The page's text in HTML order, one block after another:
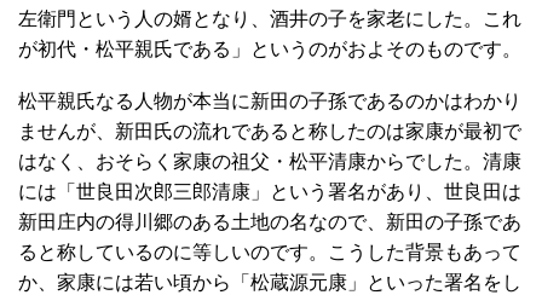
左衛門という人の婿となり、酒井の子を家老にした。これ
が初代・松平親氏である」というのがおよそのものです。
松平親氏なる人物が本当に新田の子孫であるのかはわかり
ませんが、新田氏の流れであると称したのは家康が最初で
はなく、おそらく家康の祖父・松平清康からでした。清康
には「世良田次郎三郎清康」という署名があり、世良田は
新田庄内の得川郷のある土地の名なので、新田の子孫であ
ると称しているのに等しいのです。こうした背景もあって
か、家康には若い頃から「松蔵源元康」といった署名をし